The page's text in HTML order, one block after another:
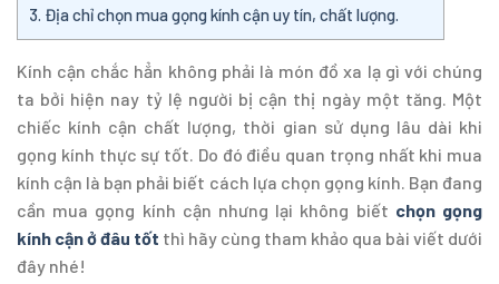
3. Địa chỉ chọn mua gọng kính cận uy tín, chất lượng.
Kính cận chắc hẳn không phải là món đồ xa lạ gì với chúng
ta bởi hiện nay tỷ lệ người bị cận thị ngày một tăng. Một
chiếc kính cận chất lượng, thời gian sử dụng lâu dài khi
gọng kính thực sự tốt. Do đó điều quan trọng nhất khi mua
kính cận là bạn phải biết cách lựa chọn gọng kính. Bạn đang
cần mua gọng kính cận nhưng lại không biết chọn gọng
kính cận ở đâu tốt thì hãy cùng tham khảo qua bài viết dưới
đây nhé!